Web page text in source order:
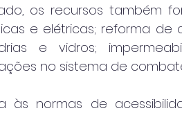
os recursos também
e elétricas; reforma de
e vidros;
no sistema de
normas de